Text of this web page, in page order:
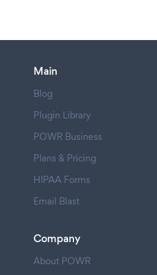
Main
Blog
Plugin Library
POWR Business
Plans & Pricing
HIPAA Forms
Email Blast
Company
About POWR